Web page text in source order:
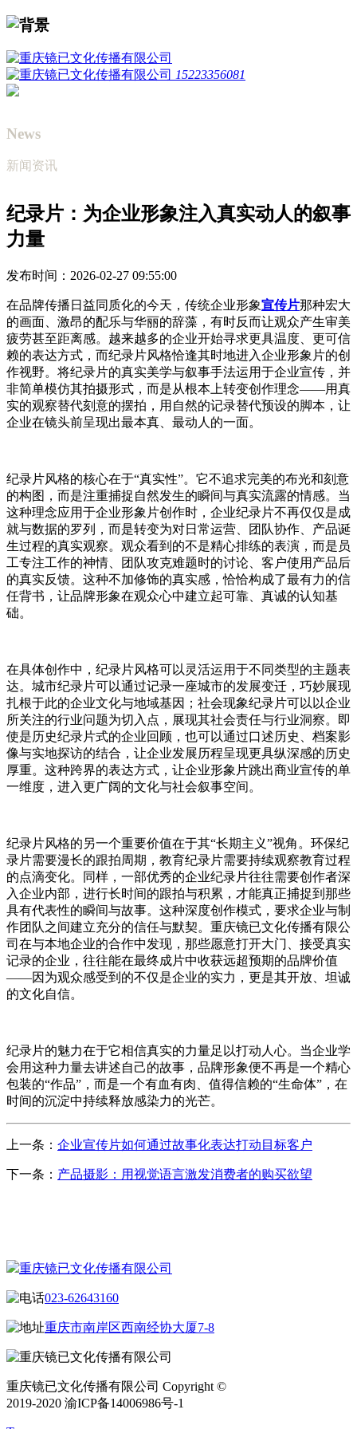
15223356081
News
新闻资讯
纪录片：为企业形象注入真实动人的叙事
力量
发布时间：2026-02-27 09:55:00
在品牌传播日益同质化的今天，传统企业形象宣传片那种宏大
的画面、激昂的配乐与华丽的辞藻，有时反而让观众产生审美
疲劳甚至距离感。越来越多的企业开始寻求更具温度、更可信
赖的表达方式，而纪录片风格恰逢其时地进入企业形象片的创
作视野。将纪录片的真实美学与叙事手法运用于企业宣传，并
非简单模仿其拍摄形式，而是从根本上转变创作理念——用真
实的观察替代刻意的摆拍，用自然的记录替代预设的脚本，让
企业在镜头前呈现出最本真、最动人的一面。
纪录片风格的核心在于“真实性”。它不追求完美的布光和刻意
的构图，而是注重捕捉自然发生的瞬间与真实流露的情感。当
这种理念应用于企业形象片创作时，企业纪录片不再仅仅是成
就与数据的罗列，而是转变为对日常运营、团队协作、产品诞
生过程的真实观察。观众看到的不是精心排练的表演，而是员
工专注工作的神情、团队攻克难题时的讨论、客户使用产品后
的真实反馈。这种不加修饰的真实感，恰恰构成了最有力的信
任背书，让品牌形象在观众心中建立起可靠、真诚的认知基
础。
在具体创作中，纪录片风格可以灵活运用于不同类型的主题表
达。城市纪录片可以通过记录一座城市的发展变迁，巧妙展现
扎根于此的企业文化与地域基因；社会现象纪录片可以以企业
所关注的行业问题为切入点，展现其社会责任与行业洞察。即
使是历史纪录片式的企业回顾，也可以通过口述历史、档案影
像与实地探访的结合，让企业发展历程呈现更具纵深感的历史
厚重。这种跨界的表达方式，让企业形象片跳出商业宣传的单
一维度，进入更广阔的文化与社会叙事空间。
纪录片风格的另一个重要价值在于其“长期主义”视角。环保纪
录片需要漫长的跟拍周期，教育纪录片需要持续观察教育过程
的点滴变化。同样，一部优秀的企业纪录片往往需要创作者深
入企业内部，进行长时间的跟拍与积累，才能真正捕捉到那些
具有代表性的瞬间与故事。这种深度创作模式，要求企业与制
作团队之间建立充分的信任与默契。重庆镜已文化传播有限公
司在与本地企业的合作中发现，那些愿意打开大门、接受真实
记录的企业，往往能在最终成片中收获远超预期的品牌价值
——因为观众感受到的不仅是企业的实力，更是其开放、坦诚
的文化自信。
纪录片的魅力在于它相信真实的力量足以打动人心。当企业学
会用这种力量去讲述自己的故事，品牌形象便不再是一个精心
包装的“作品”，而是一个有血有肉、值得信赖的“生命体”，在
时间的沉淀中持续释放感染力的光芒。
上一条： 企业宣传片如何通过故事化表达打动目标客户
下一条： 产品摄影：用视觉语言激发消费者的购买欲望
重庆镜已文化传播有限公司
023-62643160
重庆市南岸区西南经协大厦7-8
重庆镜已文化传播有限公司 Copyright ©
2019-2020 渝ICP备14006986号-1